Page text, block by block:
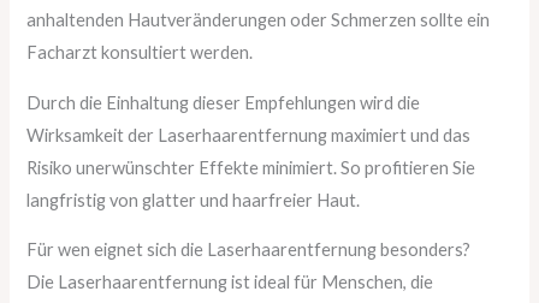
anhaltenden Hautveränderungen oder Schmerzen sollte ein
Facharzt konsultiert werden.
Durch die Einhaltung dieser Empfehlungen wird die
Wirksamkeit der Laserhaarentfernung maximiert und das
Risiko unerwünschter Effekte minimiert. So profitieren Sie
langfristig von glatter und haarfreier Haut.
Für wen eignet sich die Laserhaarentfernung besonders?
Die Laserhaarentfernung ist ideal für Menschen, die